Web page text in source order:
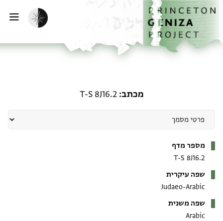
לתוכןהבית
הפעלת מצב כהה
מכתב T-S 8J16.2
מספר מדף
T-S 8J16.2
שפה עיקרית
Judaeo-Arabic
שפה משנית
Arabic